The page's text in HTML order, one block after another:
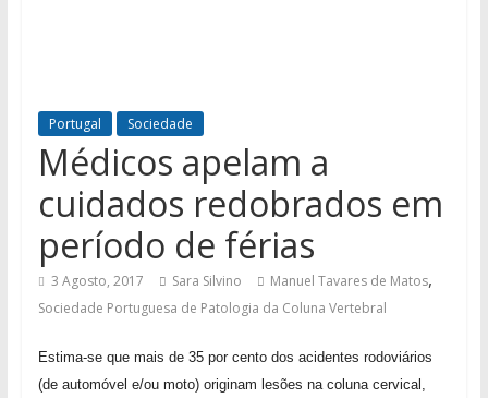
Portugal Sociedade
Médicos apelam a
cuidados redobrados em
período de férias
3 Agosto, 2017 Sara Silvino Manuel Tavares de Matos,
Sociedade Portuguesa de Patologia da Coluna Vertebral
Estima-se que mais de 35 por cento dos acidentes rodoviários
(de automóvel e/ou moto) originam lesões na coluna cervical,